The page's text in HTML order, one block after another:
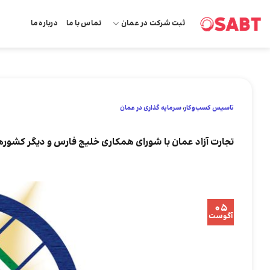
ثبت شرکت در عمان تماس با ما درباره ما
تاسیس کسب‌و‌کار،سرمایه گذاری در عمان
تجارت آزاد عمان با شورای همکاری خلیج فارس و دیگر
05
آگوست